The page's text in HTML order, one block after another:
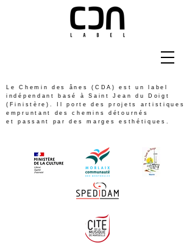
Le Chemin des ânes (CDA) est un label
indépendant basé à Saint Jean du Doigt
(Finistère). Il porte des projets artistiques
empruntant des chemins détournés
et passant par des marges esthétiques.